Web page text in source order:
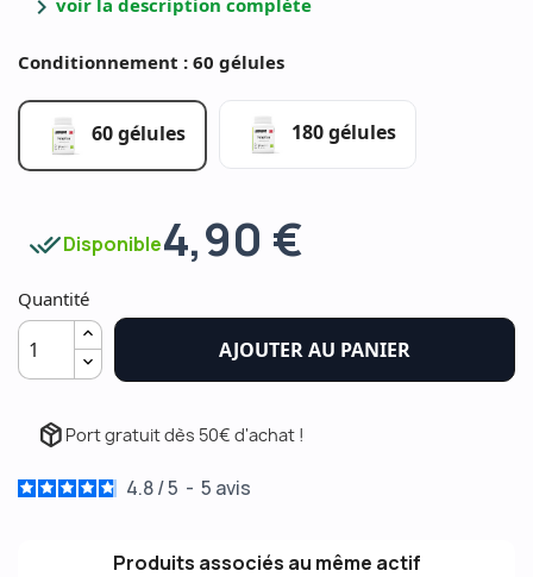
chevron_right
Conditionnement : 60 gélules
60 gélules 180 gélules
done_allDisponible4,90 €
Quantité
AJOUTER AU PANIER
package_2 Port gratuit dès 50€ d'achat !
4.8/5 - 5 avis
Produits associés au même actif